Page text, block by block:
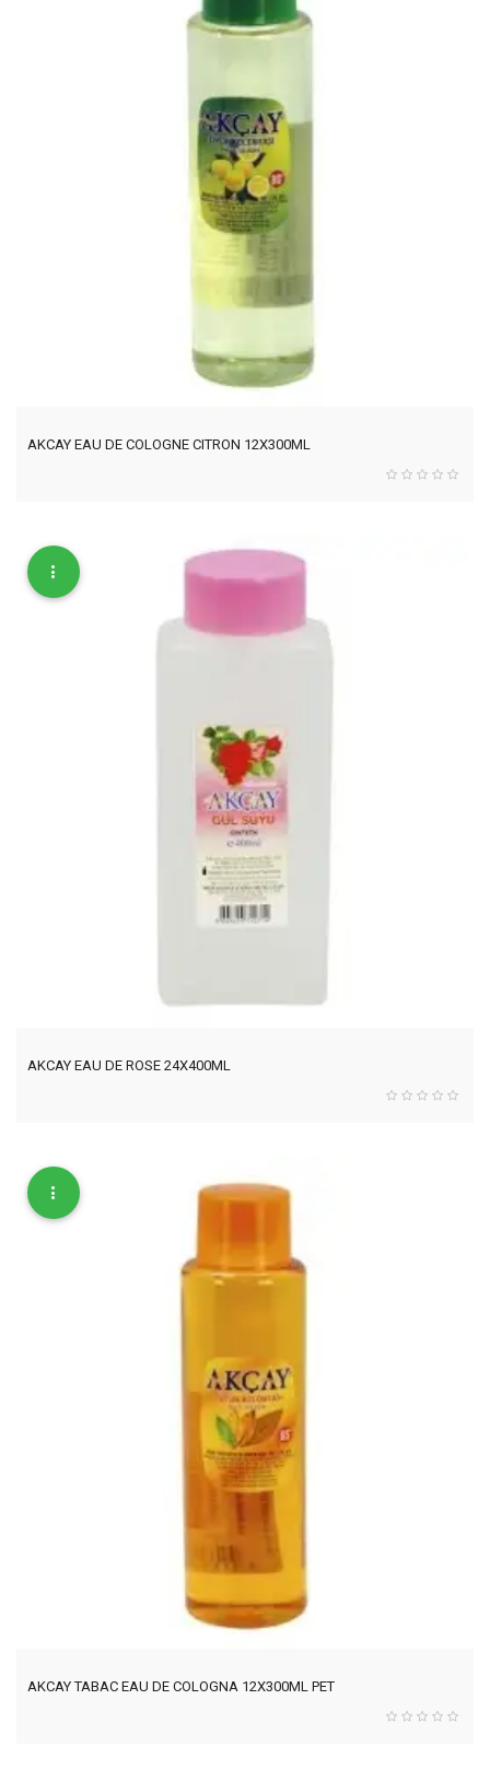
AKCAY EAU DE COLOGNE CITRON 12X300ML
AKCAY EAU DE ROSE 24X400ML
AKCAY TABAC EAU DE COLOGNA 12X300ML PET